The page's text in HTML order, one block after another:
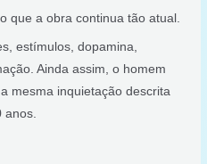
que a obra continua tão atual.
estímulos, dopamina,
Ainda assim, o homem
mesma inquietação descrita
anos.